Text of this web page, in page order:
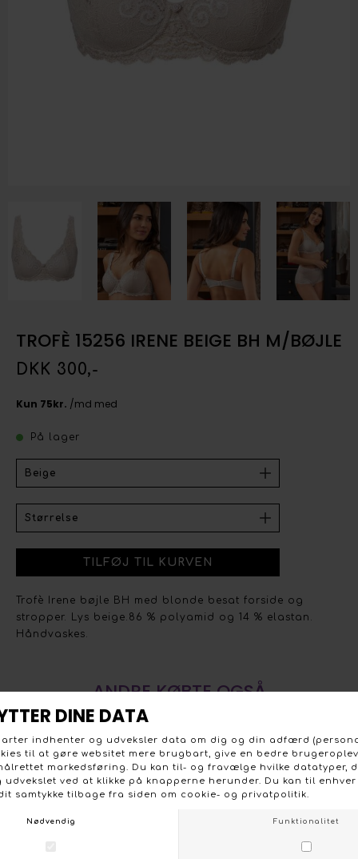
TROFÈ 15256 IRENE BEIGE BH M/BØJLE
DKK 300,-
På lager
Trofè Irene bøjle BH med blonde besat forside og
stropper. Lys beige.86 % polyamid og 14 % elastan.
Håndvaskes.
ANDRE KØBTE OGSÅ